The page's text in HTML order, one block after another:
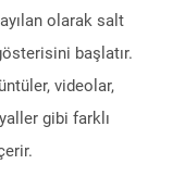
olarak salt
başlatır.
videolar,
gibi farklı